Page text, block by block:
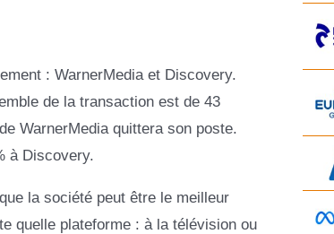
: WarnerMedia et Discovery.
de la transaction est de 43
WarnerMedia quittera son poste.
à Discovery.
la société peut être le meilleur
quelle plateforme : à la télévision ou